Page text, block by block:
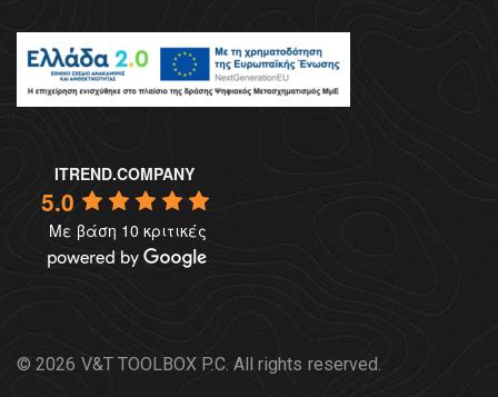
ITREND.COMPANY
5.0
Με βάση 10 κριτικές
© 2026 V&T TOOLBOX P.C. All rights reserved.